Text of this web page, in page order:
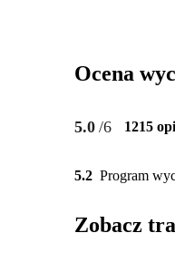
Ocena
5.0 /6 1215
5.2 Program
Zobacz